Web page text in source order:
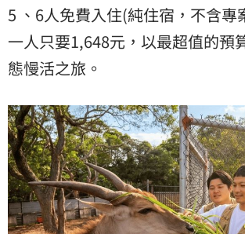
5 、6人免費入住(純住宿，不含專
一人只要1,648元，以最超值的預
態慢活之旅。